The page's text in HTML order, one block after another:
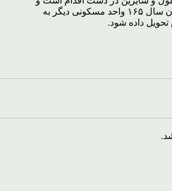
پیش‌بینی می‌شود تا پایان سال ۱۶۵ واحد مسکونی دیگر به
داده شود.